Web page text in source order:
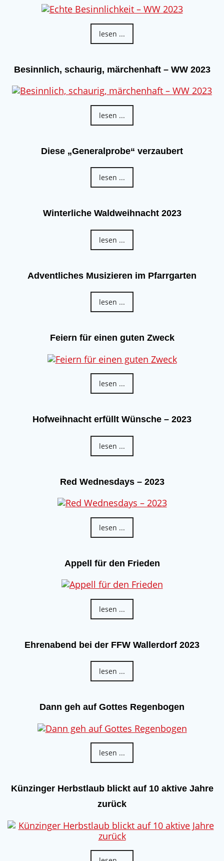
lesen ...
Besinnlich, schaurig, märchenhaft – WW 2023
lesen ...
Diese „Generalprobe“ verzaubert
lesen ...
Winterliche Waldweihnacht 2023
lesen ...
Adventliches Musizieren im Pfarrgarten
lesen ...
Feiern für einen guten Zweck
lesen ...
Hofweihnacht erfüllt Wünsche – 2023
lesen ...
Red Wednesdays – 2023
lesen ...
Appell für den Frieden
lesen ...
Ehrenabend bei der FFW Wallerdorf 2023
lesen ...
Dann geh auf Gottes Regenbogen
lesen ...
Künzinger Herbstlaub blickt auf 10 aktive Jahre
zurück